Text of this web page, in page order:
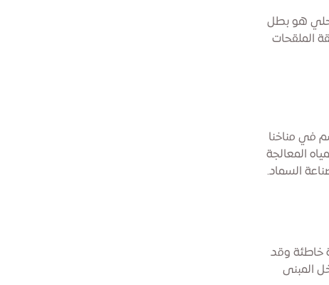
هو بطل
الملقحات
في مناخنا
المعالجة
السماد.
خاطئة وقد
المبنى